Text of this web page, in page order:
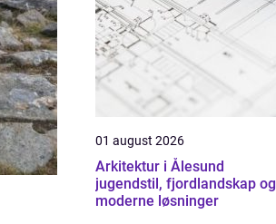
01 august 2026
Arkitektur i Ålesund
jugendstil, fjordlandskap og
moderne løsninger